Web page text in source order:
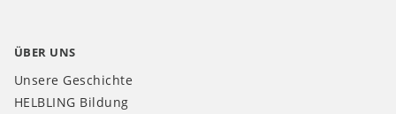
ÜBER UNS
Unsere Geschichte
HELBLING Bildung